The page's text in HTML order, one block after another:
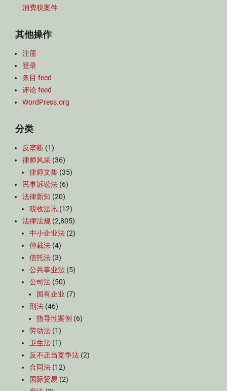
消费税案件
其他操作
注册
登录
条目 feed
评论 feed
WordPress.org
分类
反垄断 (1)
律师风采 (36)
律师文集 (35)
民事诉讼法 (6)
法律新知 (20)
税收法讯 (12)
法律法规 (2,805)
中小企业法 (2)
仲裁法 (4)
信托法 (3)
公共事业法 (5)
公司法 (50)
国有企业 (7)
刑法 (46)
指导性案例 (6)
劳动法 (1)
卫生法 (1)
反不正当竞争法 (2)
合同法 (12)
国际贸易 (2)